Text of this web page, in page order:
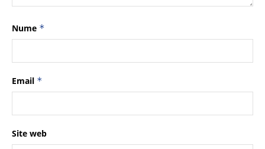
Nume *
Email *
Site web